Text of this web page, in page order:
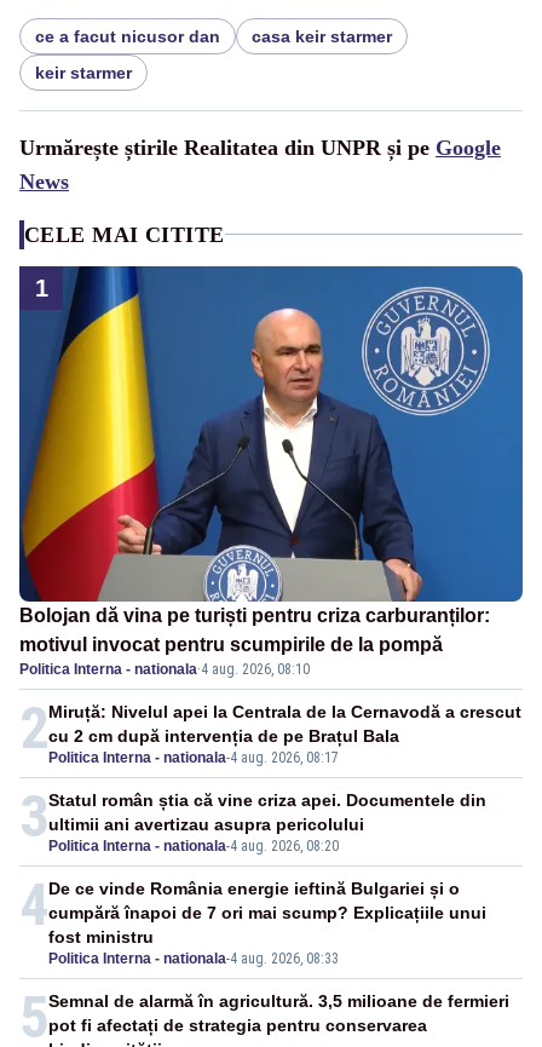
ce a facut nicusor dan
casa keir starmer
keir starmer
Urmărește știrile Realitatea din UNPR și pe Google
News
CELE MAI CITITE
1
Bolojan dă vina pe turiști pentru criza carburanților:
motivul invocat pentru scumpirile de la pompă
Politica Interna - nationala·4 aug. 2026, 08:10
2 Politica Interna - nationala-4 aug. 2026, 08:17
Miruță: Nivelul apei la Centrala de la Cernavodă a crescut
cu 2 cm după intervenția de pe Brațul Bala
3 Politica Interna - nationala-4 aug. 2026, 08:20
Statul român știa că vine criza apei. Documentele din
ultimii ani avertizau asupra pericolului
4
Politica Interna - nationala-4 aug. 2026, 08:33
De ce vinde România energie ieftină Bulgariei și o
cumpără înapoi de 7 ori mai scump? Explicațiile unui
fost ministru
5Semnal de alarmă în agricultură. 3,5 milioane de fermieri
pot fi afectați de strategia pentru conservarea